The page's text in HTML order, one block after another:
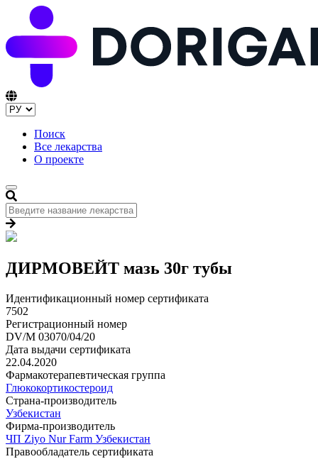
Поиск
Все лекарства
О проекте
ДИРМОВЕЙТ мазь 30г тубы
Идентификационный номер сертификата
7502
Регистрационный номер
DV/M 03070/04/20
Дата выдачи сертификата
22.04.2020
Фармакотерапевтическая группа
Глюкокортикостероид
Страна-производитель
Узбекистан
Фирма-производитель
ЧП Ziyo Nur Farm Узбекистан
Правообладатель сертификата